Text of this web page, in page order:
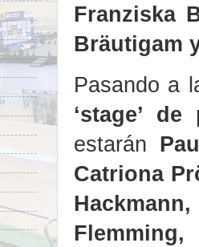
Franziska
Bräutigam
Pasando a
‘stage’
estarán
Catriona
Flemming,